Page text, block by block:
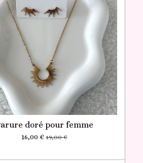
doré pour femme
16,00 € 19,00 €